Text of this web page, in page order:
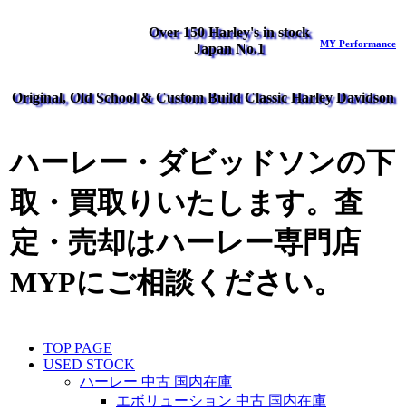
Over 150 Harley's in stock
Japan No.1
MY Performance
Original, Old School & Custom Build Classic Harley Davidson
ハーレー・ダビッドソンの下
取・買取りいたします。査
定・売却はハーレー専門店
MYPにご相談ください。
TOP PAGE
USED STOCK
ハーレー 中古 国内在庫
エボリューション 中古 国内在庫